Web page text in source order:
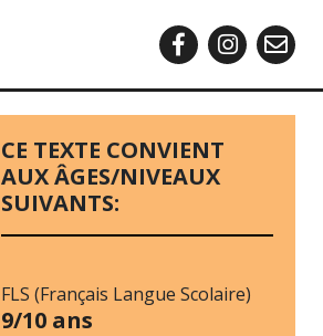
CE TEXTE CONVIENT
AUX ÂGES/NIVEAUX
SUIVANTS:
FLS (Français Langue Scolaire)
9/10 ans